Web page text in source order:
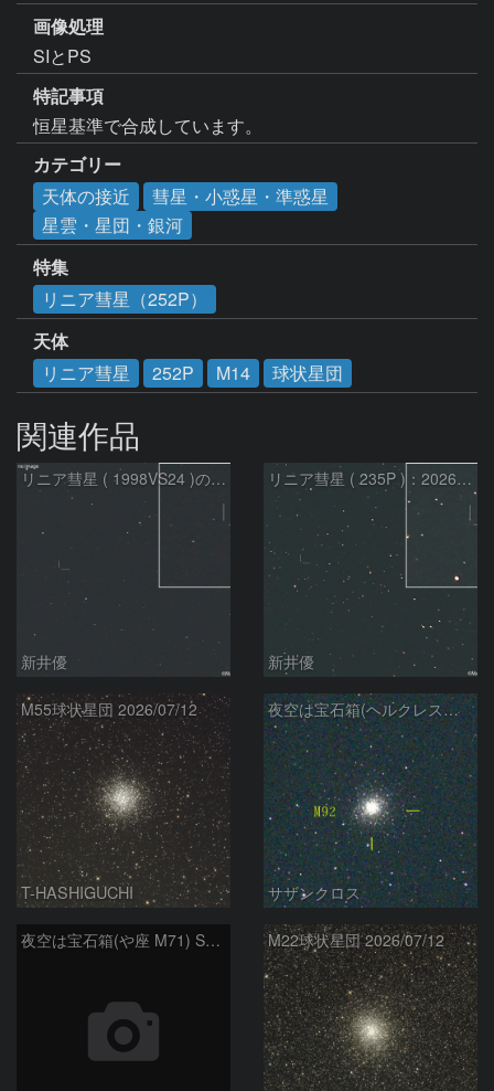
画像処理
SIとPS
特記事項
恒星基準で合成しています。
カテゴリー
天体の接近
彗星・小惑星・準惑星
星雲・星団・銀河
特集
リニア彗星（252P）
天体
リニア彗星
252P M14 球状星団
関連作品
リニア彗星 ( 1998VS24 )の予報位置：2026/07/27
新井優
リニア彗星 ( 235P )：2026/07/09
新井優
M55球状星団 2026/07/12
T-HASHIGUCHI
夜空は宝石箱(ヘルクレス座 M92) Seestar50
サザンクロス
夜空は宝石箱(や座 M71) Seestar50 M22球状星団 2026/07/12